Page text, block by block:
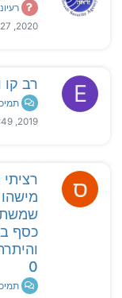
2020, 16:27
E רב קו
2019, 11:49
ס
כסף
0